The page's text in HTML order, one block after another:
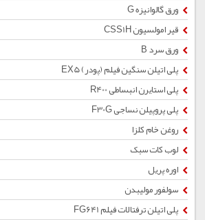
ورق گالوانیزه G
قیر امولسیون CSS1H
ورق سرد B
پلی اتیلن سنگین فیلم (پودر) EX5
پلی استایرن انبساطی R400
پلی پروپیلن نساجی F30G
روغن خام کلزا
لوب کات سبک
اوره پریل
سولفور مولیبدن
پلی اتیلن ترفتالات فیلم FG641